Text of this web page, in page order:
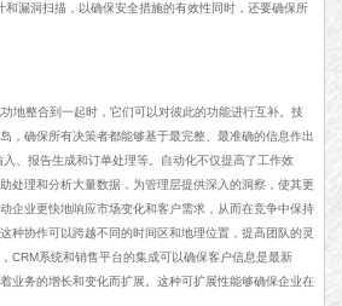
漏洞扫描，以确保安全措施的有效性同时，还要确保所
地整合到一起时，它们可以对彼此的功能进行互补。技
，确保所有决策者都能够基于最完整、最准确的信息作出
、报告生成和订单处理等。自动化不仅提高了工作效
处理和分析大量数据，为管理层提供深入的洞察，使其更
企业更快地响应市场变化和客户需求，从而在竞争中保持
种协作可以跨越不同的时间区和地理位置，提高团队的灵
CRM系统和销售平台的集成可以确保客户信息是最新
业务的增长和变化而扩展。这种可扩展性能够确保企业在